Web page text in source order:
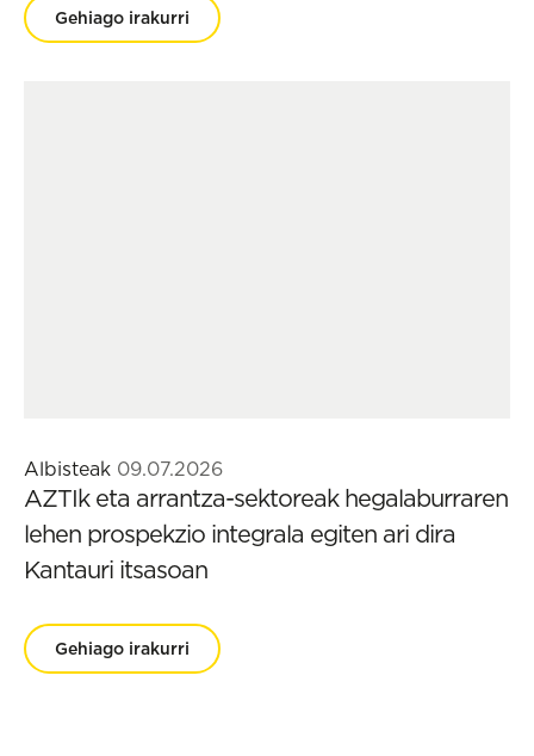
Gehiago irakurri
Albisteak 09.07.2026
AZTIk eta arrantza-sektoreak hegalaburraren
lehen prospekzio integrala egiten ari dira
Kantauri itsasoan
Gehiago irakurri